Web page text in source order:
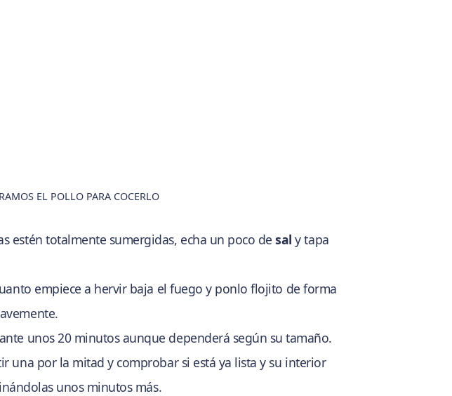
EL POLLO PARA COCERLO
estén totalmente sumergidas, echa un poco desal y tapa
empiece a hervir baja el fuego y ponlo flojito de forma
unos 20 minutos aunque dependerá según su tamaño.
una por la mitad y comprobar si está ya lista y su interior
unos minutos más.